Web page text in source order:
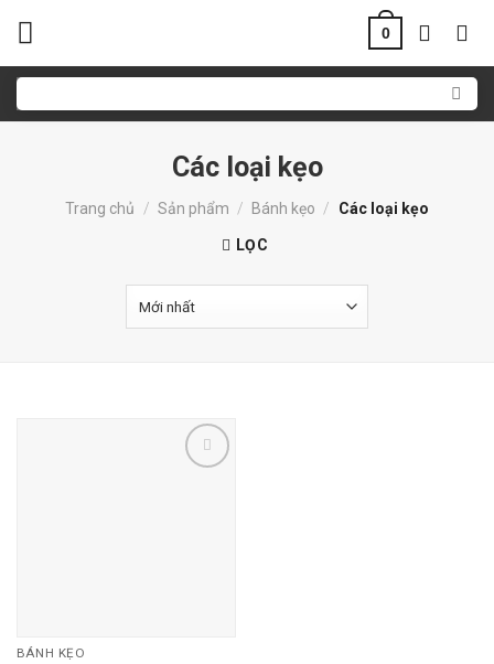
0
kiếm:
Các loại kẹo
Trang chủ / Sản phẩm / Bánh kẹo / Các loại kẹo
LỌC
BÁNH KẸO